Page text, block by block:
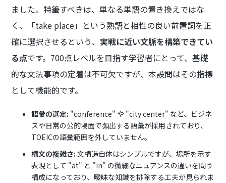
ました。特筆すべきは、単なる単語の置き換えではな
く、「take place」という熟語と相性の良い前置詞を正
確に選択させるという、 実戦に近い文脈を構築できてい
る点です。700点レベルを目指す学習者にとって、基礎
的な文法事項の定着は不可欠ですが、本設問はその指標
として機能的です。
語彙の選定: "conference" や "city center" など、ビジネ
スや日常の公的場面で頻出する語彙が採用されており、
TOEICの語彙範囲を外していません。
構文の複雑さ: 文構造自体はシンプルですが、場所を示す
表現として "at" と "in" の微細なニュアンスの違いを問う
構成になっており、曖昧な知識を排除する工夫が見られま